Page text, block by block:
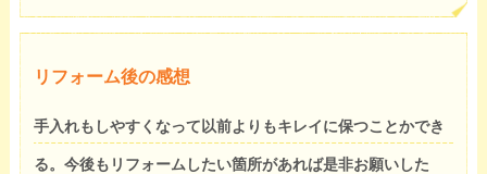
リフォーム後の感想
手入れもしやすくなって以前よりもキレイに保つことかでき
る。今後もリフォームしたい箇所があれば是非お願いした